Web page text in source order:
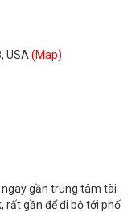
USA (Map)
ngay gần trung tâm tài
rất gần để đi bộ tới phố